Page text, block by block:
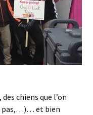
chiens que l’on
pas,…)… et bien